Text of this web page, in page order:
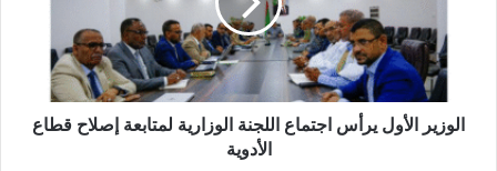
الوزير الأول يرأس اجتماع اللجنة الوزارية لمتابعة إصلاح قطاع
الأدوية